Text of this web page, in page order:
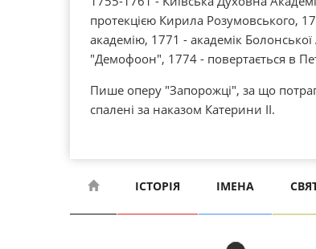
протекцією Кирила Розумовського,
академію, 1771 - академік
"Демофоон", 1774 - повертається в
Пише оперу "Запорожці", за що
спалені за наказом Катерини ІІ.
ІСТОРІЯ ІМЕНА